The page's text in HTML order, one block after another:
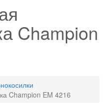
Champion
Champion EM 4216